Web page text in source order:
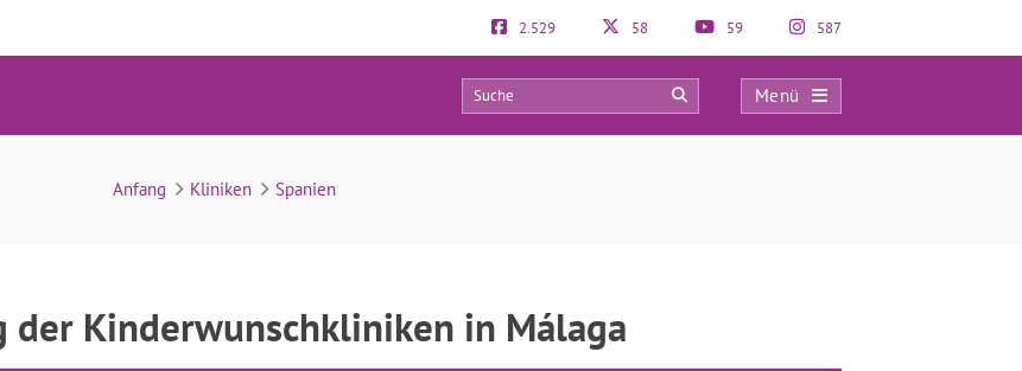
2.529 58 59 587
Menü
Verzeichnis
4 0
Anfang Kliniken Spanien
der Kinderwunschkliniken in Málaga